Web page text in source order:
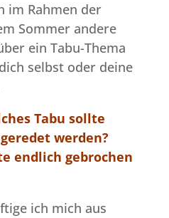
im Rahmen der
Sommer andere
ein Tabu-Thema
selbst oder deine
Tabu sollte
werden?
endlich gebrochen
ich mich aus